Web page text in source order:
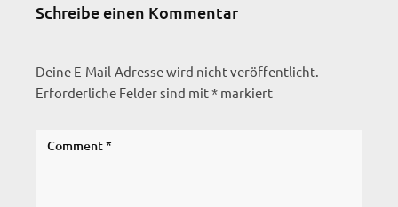
Schreibe einen Kommentar
Deine E-Mail-Adresse wird nicht veröffentlicht.
Erforderliche Felder sind mit* markiert